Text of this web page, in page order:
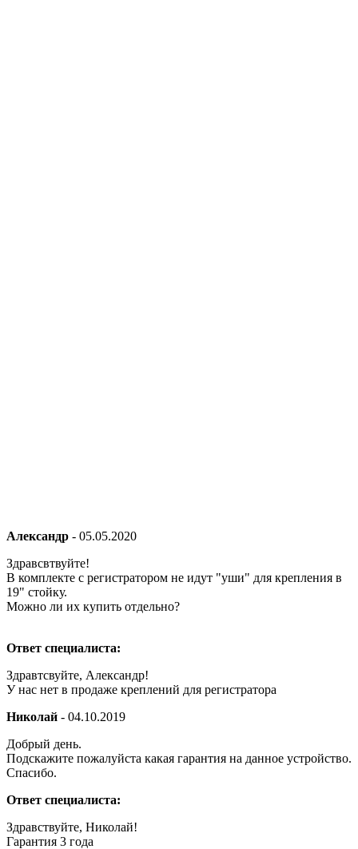
Александр - 05.05.2020
Здравсвтвуйте!
В комплекте с регистратором не идут "уши" для крепления в
19" стойку.
Можно ли их купить отдельно?
Ответ специалиста:
Здравтсвуйте, Александр!
У нас нет в продаже креплений для регистратора
Николай - 04.10.2019
Добрый день.
Подскажите пожалуйста какая гарантия на данное устройство.
Спасибо.
Ответ специалиста:
Здравствуйте, Николай!
Гарантия 3 года